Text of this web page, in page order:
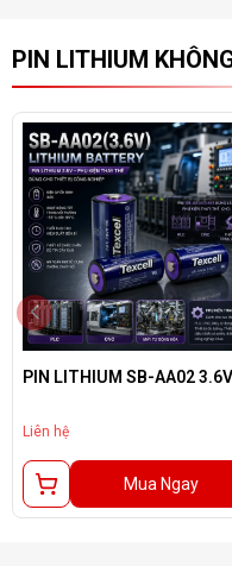
PIN LITHIUM
PIN LITHIUM SB-AA02 3.6V
Liên hệ
Mua Ngay